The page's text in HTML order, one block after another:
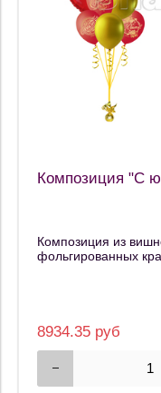
Композиция "С
Композиция из
фольгированных
8934.35 руб